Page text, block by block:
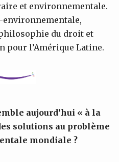
et environnementale.
environnementale,
du droit et
pour l’Amérique Latine.
aujourd’hui « à la
solutions au problème
mondiale ?